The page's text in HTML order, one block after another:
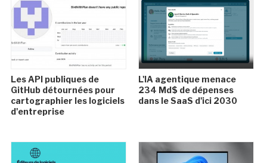
Les API publiques de
GitHub détournées pour
cartographier les logiciels
d'entreprise
L'IA agentique menace
234 Md$ de dépenses
dans le SaaS d'ici 2030